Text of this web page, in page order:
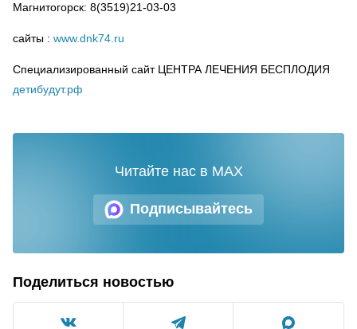
Магнитогорск: 8(3519)21-03-03
сайты : www.dnk74.ru
Специализированный сайт ЦЕНТРА ЛЕЧЕНИЯ БЕСПЛОДИЯ
детибудут.рф
Подписывайтесь
Читайте нас в MAX
Поделиться новостью